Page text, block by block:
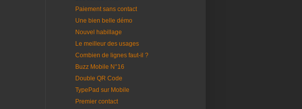
Paiement sans contact
Une bien belle démo
Nouvel habillage
Le meilleur des usages
Combien de lignes faut-il ?
Buzz Mobile N°16
Double QR Code
TypePad sur Mobile
Premier contact